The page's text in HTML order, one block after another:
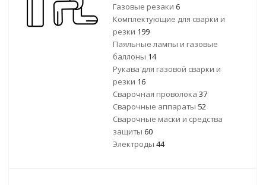
Газовые резаки 6
Комплектующие для сварки и
резки 199
Паяльные лампы и газовые
баллоны 14
Рукава для газовой сварки и
резки 16
Сварочная проволока 37
Сварочные аппараты 52
Сварочные маски и средства
защиты 60
Электроды 44